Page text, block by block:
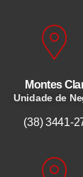
Montes
Unidade de
(38) 3441-